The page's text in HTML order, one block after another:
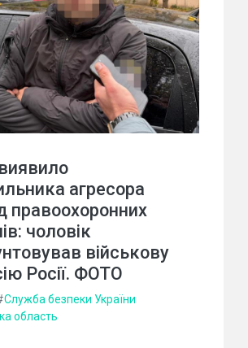
агресора
правоохоронних
чоловік
військову
Росії. ФОТО
Служба безпеки України
область